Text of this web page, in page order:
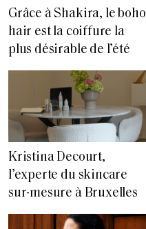
Grâce à Shakira, le boho
hair est la coiffure la
plus désirable de l’été
Kristina Decourt,
l’experte du skincare
sur-mesure à Bruxelles